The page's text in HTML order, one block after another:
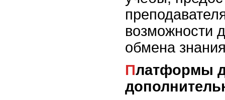
возможности
обмена
Платформы для работы с